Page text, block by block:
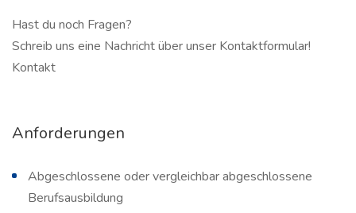
Hast du noch Fragen?
Schreib uns eine Nachricht über unser Kontaktformular!
Kontakt
Anforderungen
Abgeschlossene oder vergleichbar abgeschlossene
Berufsausbildung